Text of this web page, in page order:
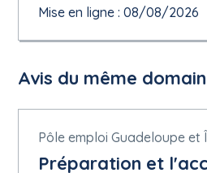
5.1.16.Informations
Description des délais
précontractuel est possible selon
le compte de CDC Habitat, CDC
Mise en ligne : 08/08/2026
Avis du même
Pôle emploi Guadeloupe et
Préparation et